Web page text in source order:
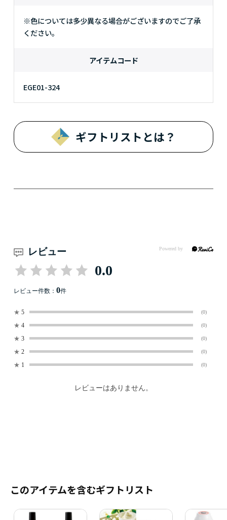
※色については多少異なる場合がございますのでご了承
ください。
アイテムコード
EGE01-324
ギフトリストとは？
レビュー
0.0
レビュー件数： 0件
★ 5 (0)
★ 4 (0)
★ 3 (0)
★ 2 (0)
★ 1 (0)
レビューはありません。
このアイテムを含むギフトリスト